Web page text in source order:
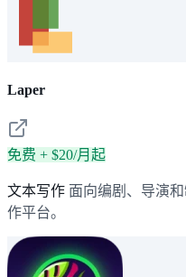
Laper
免费 + $20/月起
文本写作 面向编剧、导演
作平台。